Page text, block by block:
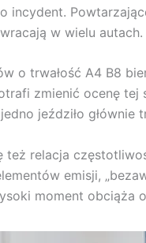
incydent.
w wielu autach.
o trwałość A4 B8
zmienić ocenę
jeździło głównie
też relacja
emisji,
moment obciąża